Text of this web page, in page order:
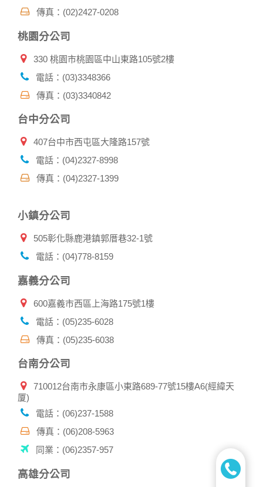
或電子郵件給您。本公司除了在該資料或電子郵件上註明是由
收這些資料或電子郵件的方法及說明。
資料使用:
本公司不會向任何人出售或出借您的個人識別資料。
資料：
違反本公司旗下網站的會員條款或產品、服務的特定使用指
2.為了保護使用者個人隱私，我們無法為您查詢其他使用者的
帳號資料。若您有相關法律上問題需查閱他人資料時，請務必
有相關資料，以協助調查及破案！
請妥善保管您在本公司及相關企業伙伴網站的帳號、密碼或個
本公司相關企業伙伴網站所提供的服務後，務必記得登出帳戶
或關閉網頁瀏覽器，以防止他人讀取您的個人資料。
問或訂購時，請立即通知本站。
傳真：(02)2427-0208
桃園分公司
330 桃園市桃園區中山東路105號2樓
電話：(03)3348366
傳真：(03)3340842
台中分公司
407台中市西屯區大隆路157號
電話：(04)2327-8998
傳真：(04)2327-1399
小鎮分公司
505彰化縣鹿港鎮郭厝巷32-1號
電話：(04)778-8159
嘉義分公司
600嘉義市西區上海路175號1樓
電話：(05)235-6028
傳真：(05)235-6038
台南分公司
710012台南市永康區小東路689-77號15樓A6(經緯天
厦)
電話：(06)237-1588
傳真：(06)208-5963
同業：(06)2357-957
高雄分公司